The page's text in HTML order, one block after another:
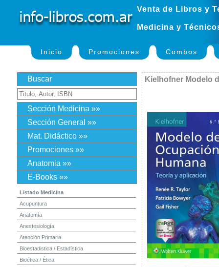
Venta de Libros y
Medicina y
Inicio Promociones Combos
Buscar
Sección Medicina »»
Sección General »»
Mat. Didáctico »»
Promociones »»
Anatomia »»
E-Books »»
Listado Medicina
Acupuntura
Anatomía
Anestesiología
Atención Primaria
Bioestadistica / Estadística
Bioética / Ética
Kielhofner Modelo